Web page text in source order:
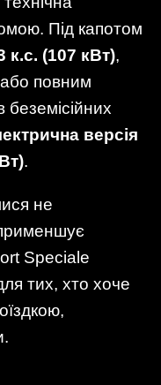
Під капотом
к.с. (107 кВт),
або повним
версія
.
не
Speciale
тих, хто хоче